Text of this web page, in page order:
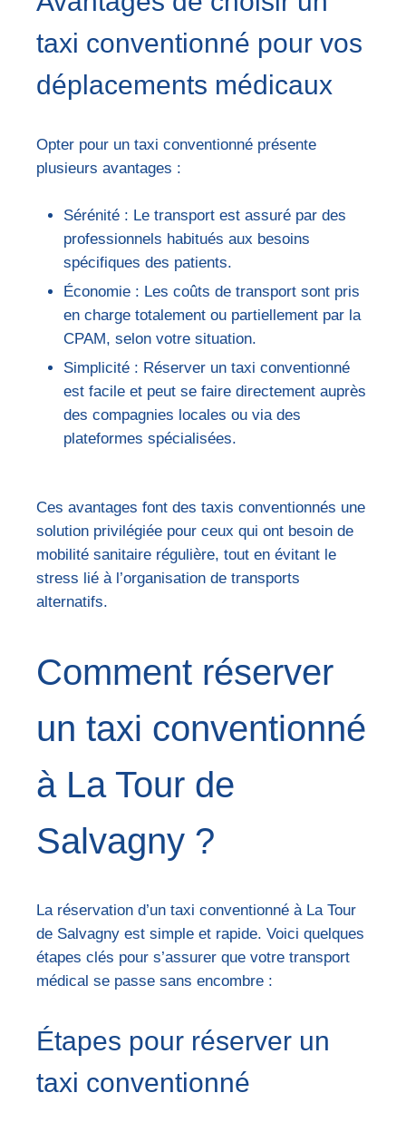
taxi conventionné pour vos
déplacements médicaux
Opter pour un taxi conventionné présente
plusieurs avantages :
Sérénité : Le transport est assuré par des
professionnels habitués aux besoins
spécifiques des patients.
Économie : Les coûts de transport sont pris
en charge totalement ou partiellement par la
CPAM, selon votre situation.
Simplicité : Réserver un taxi conventionné
est facile et peut se faire directement auprès
des compagnies locales ou via des
plateformes spécialisées.
Ces avantages font des taxis conventionnés une
solution privilégiée pour ceux qui ont besoin de
mobilité sanitaire régulière, tout en évitant le
stress lié à l’organisation de transports
alternatifs.
Comment réserver
un taxi conventionné
à La Tour de
Salvagny ?
La réservation d’un taxi conventionné à La Tour
de Salvagny est simple et rapide. Voici quelques
étapes clés pour s’assurer que votre transport
médical se passe sans encombre :
Étapes pour réserver un
taxi conventionné